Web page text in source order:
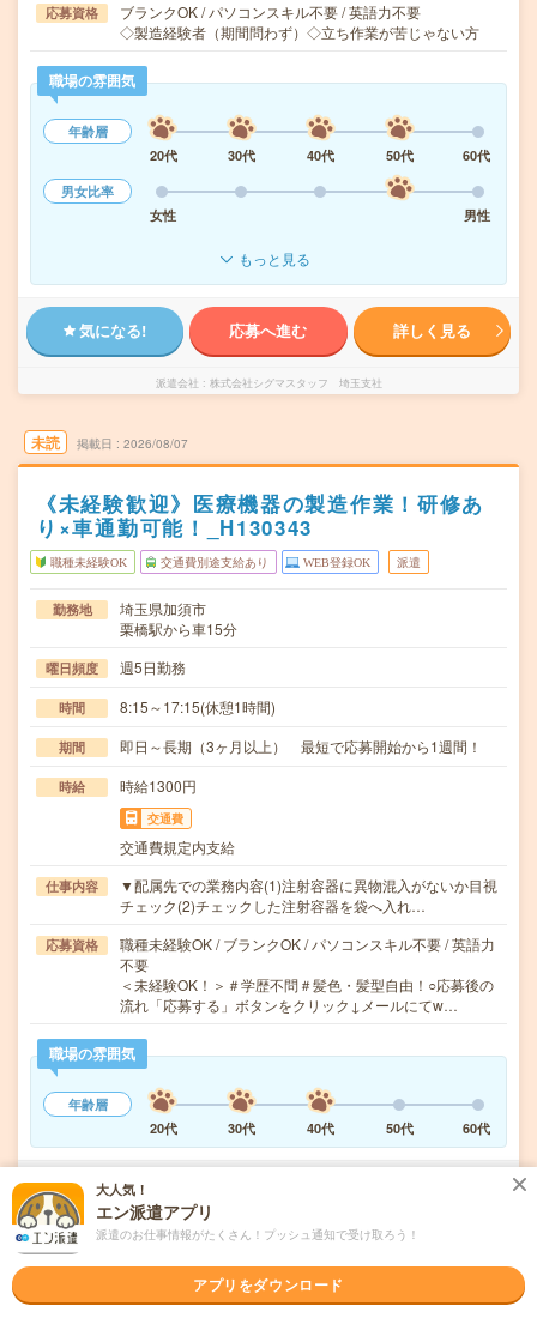
応募資格
ブランクOK / パソコンスキル不要 / 英語力不要
◇製造経験者（期間問わず）◇立ち作業が苦じゃない方
職場の雰囲気
年齢層
20代
30代 40代 50代
60代
男女比率
女性
男性
もっと見る
気になる! 応募へ進む 詳しく見る
派遣会社 株式会社シグマスタッフ 埼玉支社
未読 掲載日 2026/08/07
《未経験歓迎》医療機器の製造作業！研修あ
り×車通勤可能！_H130343
職種未経験OK 交通費別途支給あり WEB登録OK 派遣
勤務地
埼玉県加須市
栗橋駅から車15分
曜日頻度 週5日勤務
時間 8:15～17:15(休憩1時間)
期間 即日～長期（3ヶ月以上） 最短で応募開始から1週間！
時給 時給1300円
交通費
交通費規定内支給
仕事内容
▼配属先での業務内容(1)注射容器に異物混入がないか目視
チェック(2)チェックした注射容器を袋へ入れ…
応募資格
職種未経験OK / ブランクOK / パソコンスキル不要 / 英語力
不要
＜未経験OK！＞＃学歴不問＃髪色・髪型自由！○応募後の
流れ「応募する」ボタンをクリック↓メールにてw…
職場の雰囲気
年齢層
20代
30代 40代 50代 60代
気になる!
派遣会社 株式会社ウィルオブ・ワーク FO事業部
未読 掲載日 2026/08/07
大人気！
エン派遣アプリ
派遣のお仕事情報がたくさん！プッシュ通知で受け取ろう！
アプリをダウンロード